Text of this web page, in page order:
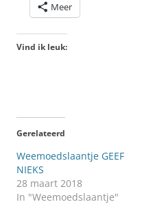
Meer
Vind ik leuk:
Gerelateerd
Weemoedslaantje GEEF
NIEKS
28 maart 2018
In "Weemoedslaantje"